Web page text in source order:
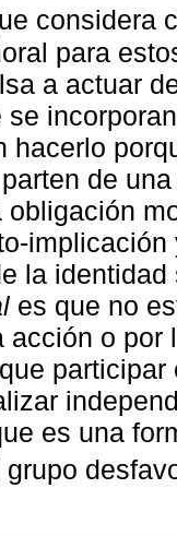
considera
para
a actuar
se
hacerlo
de
obligación
la
es que no
acción o
es una